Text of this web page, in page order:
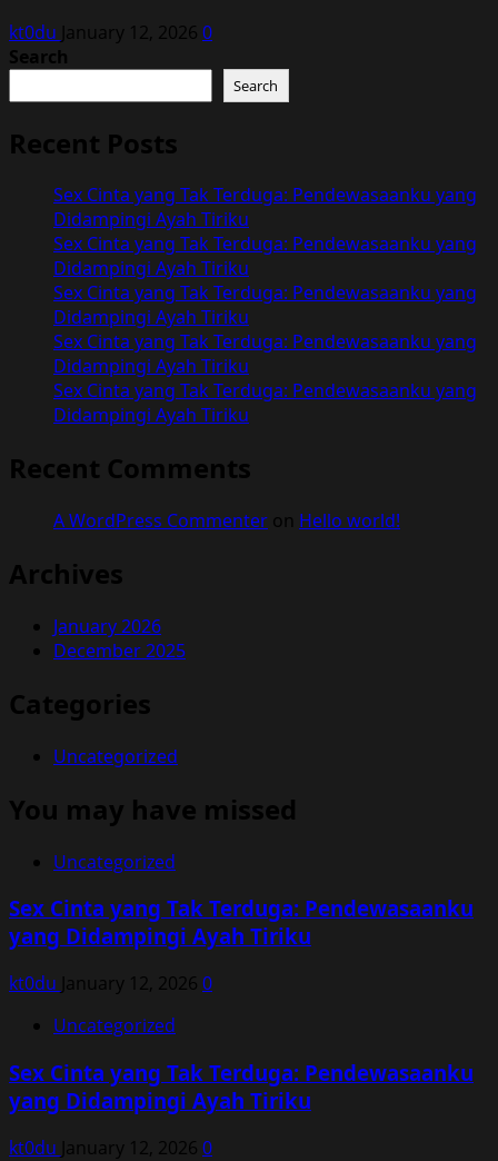
kt0du January 12, 2026 0
Search
Search
Recent Posts
Sex Cinta yang Tak Terduga: Pendewasaanku yang
Didampingi Ayah Tiriku
Sex Cinta yang Tak Terduga: Pendewasaanku yang
Didampingi Ayah Tiriku
Sex Cinta yang Tak Terduga: Pendewasaanku yang
Didampingi Ayah Tiriku
Sex Cinta yang Tak Terduga: Pendewasaanku yang
Didampingi Ayah Tiriku
Sex Cinta yang Tak Terduga: Pendewasaanku yang
Didampingi Ayah Tiriku
Recent Comments
A WordPress Commenter on Hello world!
Archives
January 2026
December 2025
Categories
Uncategorized
You may have missed
Uncategorized
Sex Cinta yang Tak Terduga: Pendewasaanku
yang Didampingi Ayah Tiriku
kt0du January 12, 2026 0
Uncategorized
Sex Cinta yang Tak Terduga: Pendewasaanku
yang Didampingi Ayah Tiriku
kt0du January 12, 2026 0